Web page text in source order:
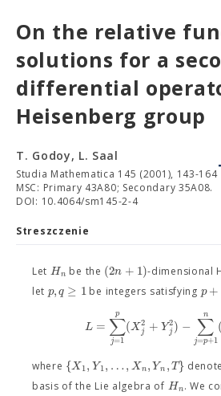
On the relative
solutions for a
differential
Heisenberg group
T. Godoy, L. Saal
Studia Mathematica 145 (2001), 143-164
MSC: Primary 43A80; Secondary 35A08.
DOI: 10.4064/sm145-2-4
Streszczenie
Let Hn be the (2n + 1)-dimensional
let p,q ≥ 1be integers satisfying p +
L = ∑
j=1
p
(X2
j +Y2
j ) − ∑
j=p+1
n
(
where {X1,Y1, …,Xn,Yn ,T}
basis of the Lie algebra of Hn. We